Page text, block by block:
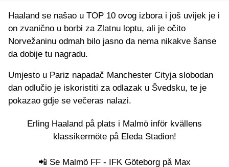
Haaland se našao u TOP 10 ovog izbora i još uvijek je i
on zvanično u borbi za Zlatnu loptu, ali je očito
Norvežaninu odmah bilo jasno da nema nikakve šanse
da dobije tu nagradu.
Umjesto u Pariz napadač Manchester Cityja slobodan
dan odlučio je iskoristiti za odlazak u Švedsku, te je
pokazao gdje se večeras nalazi.
Erling Haaland på plats i Malmö inför kvällens
klassikermöte på Eleda Stadion!
📲 Se Malmö FF - IFK Göteborg på Max